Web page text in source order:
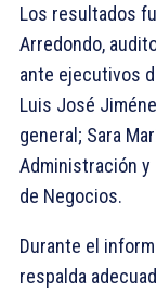
Los resultados
Arredondo,
ante ejecutivos
Luis José
general; Sara
Administración y
de Negocios.
Durante el
respalda